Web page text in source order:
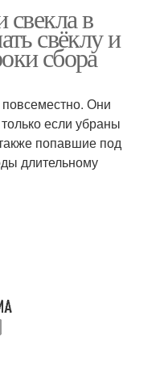
свекла в
свёклу и
сбора
Они
если убраны
попавшие под
длительному